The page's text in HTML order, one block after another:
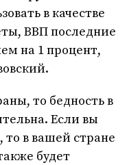
в качестве
ВВП последние
на 1 процент,
то бедность в
Если вы
то в вашей стране
будет